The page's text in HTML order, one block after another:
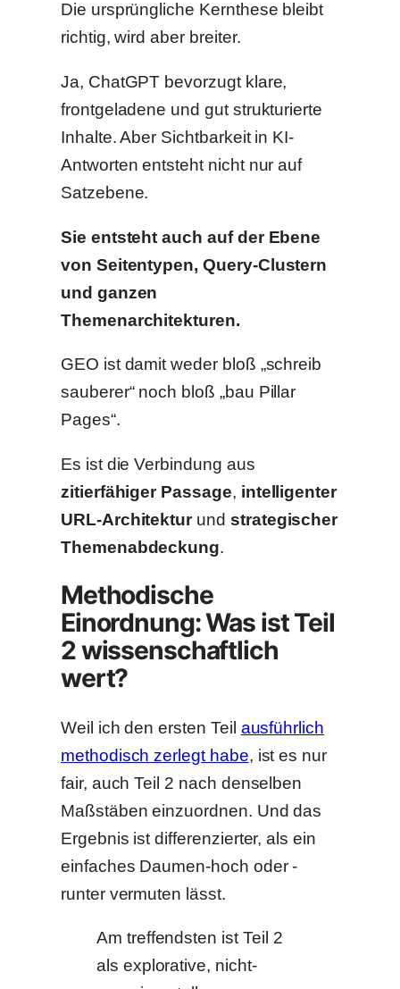
Die ursprüngliche Kernthese bleibt
richtig, wird aber breiter.
Ja, ChatGPT bevorzugt klare,
frontgeladene und gut strukturierte
Inhalte. Aber Sichtbarkeit in KI-
Antworten entsteht nicht nur auf
Satzebene.
Sie entsteht auch auf der Ebene
von Seitentypen, Query-Clustern
und ganzen
Themenarchitekturen.
GEO ist damit weder bloß „schreib
sauberer“ noch bloß „bau Pillar
Pages“.
Es ist die Verbindung aus
zitierfähiger Passage, intelligenter
URL-Architekturund strategischer
Themenabdeckung.
Methodische
Einordnung: Was ist Teil
2 wissenschaftlich
wert?
Weil ich den ersten Teil ausführlich
methodisch zerlegt habe, ist es nur
fair, auch Teil 2 nach denselben
Maßstäben einzuordnen. Und das
Ergebnis ist differenzierter, als ein
einfaches Daumen-hoch oder -
runter vermuten lässt.
Am treffendsten ist Teil 2
als explorative, nicht-